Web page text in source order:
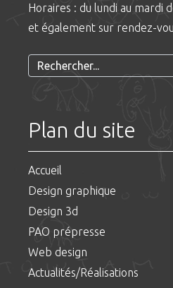
Horaires : du lundi au mardi
et également sur rendez-
Plan du site
Accueil
Design graphique
Design 3d
PAO prépresse
Web design
Actualités/Réalisations